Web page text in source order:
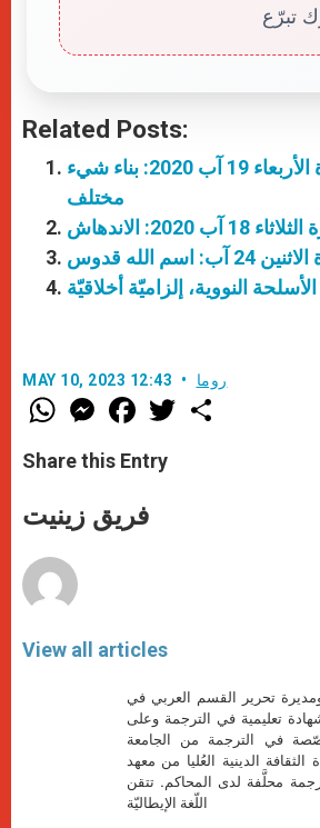
تبرّع
Related Posts:
عناوين نشرة الأربعاء 19 آب 2020: بناء شيء
مختلف
2020: الاندهاش
اسم الله قدوس
الأسلحة النووية، إلزاميّة أخلاقيّة
MAY 10, 2023 12:43 روما
W
h
t
s
p
p
M
e
s
e
g
e
F
a
e
b
o
k
w
Share this Entry
فريق زينيت
View all articles
ومديرة تحرير القسم العربي في
تعليمية في الترجمة وعلى
في الترجمة من الجامعة
الثقافة الدينية العُليا من معهد
محلَّفة لدى المحاكم. تتقن
اللّغة الإيطاليّة